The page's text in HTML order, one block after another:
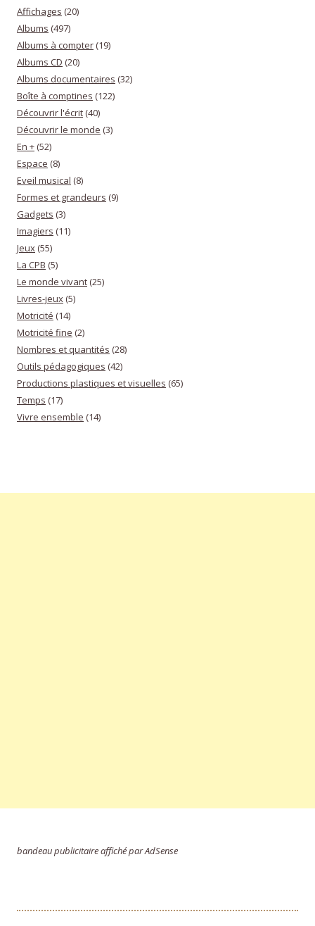
Affichages (20)
Albums (497)
Albums à compter (19)
Albums CD (20)
Albums documentaires (32)
Boîte à comptines (122)
Découvrir l'écrit (40)
Découvrir le monde (3)
En + (52)
Espace (8)
Eveil musical (8)
Formes et grandeurs (9)
Gadgets (3)
Imagiers (11)
Jeux (55)
La CPB (5)
Le monde vivant (25)
Livres-jeux (5)
Motricité (14)
Motricité fine (2)
Nombres et quantités (28)
Outils pédagogiques (42)
Productions plastiques et visuelles (65)
Temps (17)
Vivre ensemble (14)
bandeau publicitaire affiché par AdSense